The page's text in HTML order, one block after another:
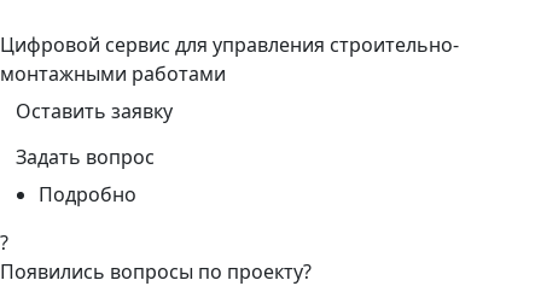
Цифровой сервис для управления строительно-
монтажными работами
Оставить заявку
Задать вопрос
Подробно
?
Появились вопросы по проекту?